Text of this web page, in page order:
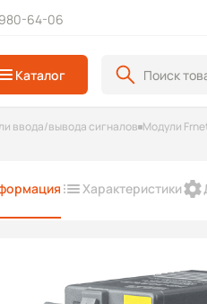
64-06
Каталог
ввода/вывода сигналов Модули
Характеристики